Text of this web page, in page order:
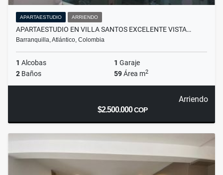
APARTAESTUDIO ARRIENDO
APARTAESTUDIO EN VILLA SANTOS EXCELENTE VISTA…
Barranquilla, Atlántico, Colombia
1 Alcobas 1 Garaje
2 Baños 59Área m2
Arriendo
$2.500.000COP